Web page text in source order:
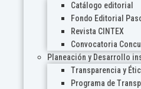
Catálogo editorial
Fondo Editorial
Revista CINTEX
Convocatoria
Planeación y Desarrollo
Transparencia y
Programa de